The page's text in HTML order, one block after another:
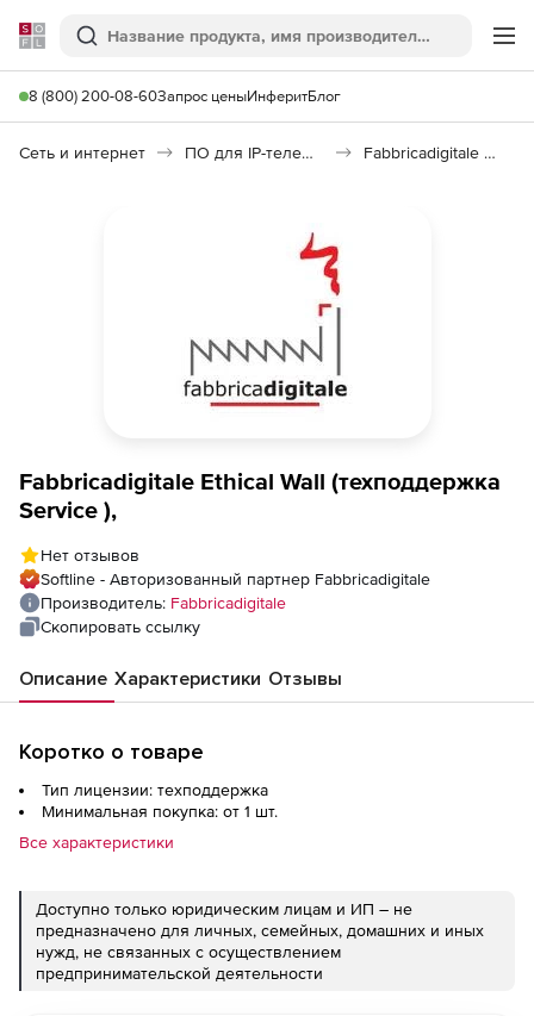
Softline
Поиск
8 (800) 200-08-60Запрос ценыИнферитБлог
Сеть и интернет ПО для IP-телефонии Fabbricadigitale Ethical Wall
Fabbricadigitale Ethical Wall (техподдержка
Service ),
Нет отзывов
Softline - Авторизованный партнер Fabbricadigitale
Производитель: Fabbricadigitale
Скопировать ссылку
Описание Характеристики Отзывы
Коротко о товаре
Тип лицензии: техподдержка
Минимальная покупка: от 1 шт.
Все характеристики
Доступно только юридическим лицам и ИП – не
предназначено для личных, семейных, домашних и иных
нужд, не связанных с осуществлением
предпринимательской деятельности